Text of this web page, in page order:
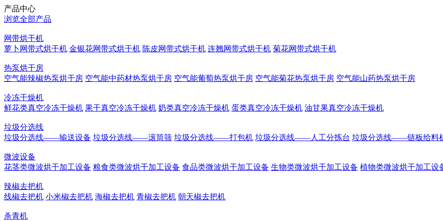
产品中心
浏览全部产品
网带烘干机
萝卜网带式烘干机 金银花网带式烘干机 陈皮网带式烘干机 连翘网带式烘干机 菊花网带式烘干机
热泵烘干房
空气能辣椒热泵烘干房 空气能中药材热泵烘干房 空气能葡萄热泵烘干房 空气能菊花热泵烘干房 空气能山药热泵烘干房
冷冻干燥机
鲜花类真空冷冻干燥机 果干真空冷冻干燥机 奶类真空冷冻干燥机 蛋类真空冷冻干燥机 油甘果真空冷冻干燥机
垃圾分选线
垃圾分选线——输送设备 垃圾分选线——滚筒筛 垃圾分选线——打包机 垃圾分选线——人工分拣台 垃圾分选线——链板给料
微波设备
花茎类微波烘干加工设备 粮食类微波烘干加工设备 食品类微波烘干加工设备 生物类微波烘干加工设备 植物类微波烘干加工设
辣椒去把机
线椒去把机 小米椒去把机 海椒去把机 青椒去把机 朝天椒去把机
杀青机